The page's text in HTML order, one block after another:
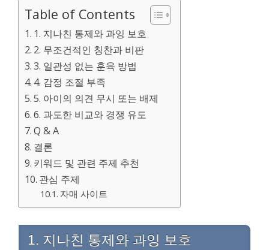
Table of Contents
1. 지나친 통제와 과잉 보호
2. 무조건적인 칭찬과 비판
3. 일관성 없는 훈육 방법
4. 감정 조절 부족
5. 아이의 의견 무시 또는 배제
6. 과도한 비교와 경쟁 유도
Q & A
결론
키워드 및 관련 주제 추천
관심 주제
자매 사이트
1. 지나친 통제와 과잉 보호